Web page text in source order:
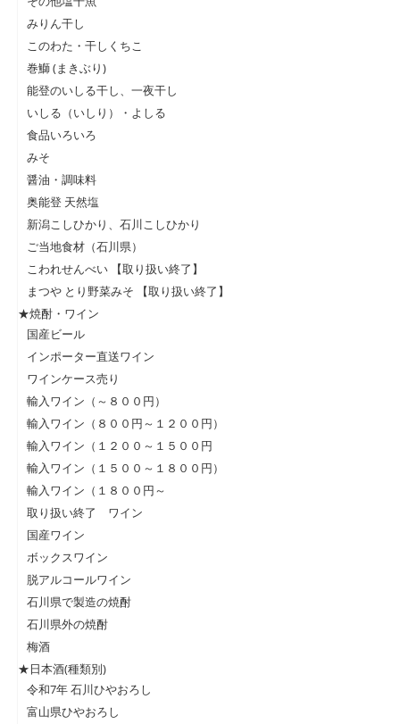
みりん干し
このわた・干しくちこ
巻鰤 (まきぶり)
能登のいしる干し、一夜干し
いしる（いしり）・よしる
食品いろいろ
みそ
醤油・調味料
奥能登 天然塩
新潟こしひかり、石川こしひかり
ご当地食材（石川県）
こわれせんべい 【取り扱い終了】
まつや とり野菜みそ 【取り扱い終了】
★焼酎・ワイン
国産ビール
インポーター直送ワイン
ワインケース売り
輸入ワイン（～８００円）
輸入ワイン（８００円～１２００円）
輸入ワイン（１２００～１５００円
輸入ワイン（１５００～１８００円）
輸入ワイン（１８００円～
取り扱い終了 ワイン
国産ワイン
ボックスワイン
脱アルコールワイン
石川県で製造の焼酎
石川県外の焼酎
梅酒
★日本酒(種類別)
令和7年 石川ひやおろし
富山県ひやおろし